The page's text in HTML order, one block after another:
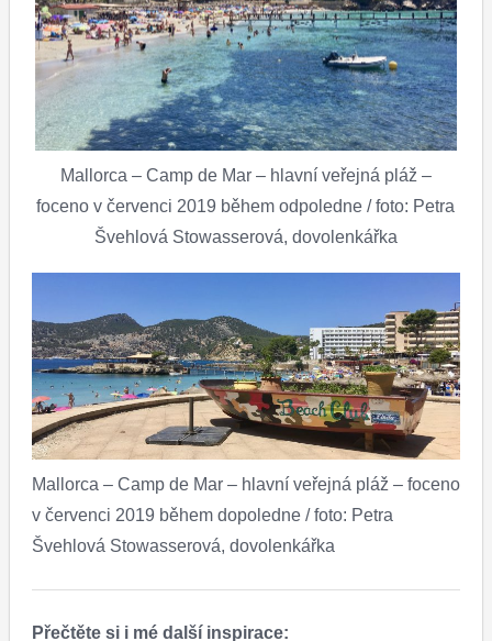
Mallorca – Camp de Mar – hlavní veřejná pláž –
foceno v červenci 2019 během odpoledne / foto: Petra
Švehlová Stowasserová, dovolenkářka
Mallorca – Camp de Mar – hlavní veřejná pláž – foceno
v červenci 2019 během dopoledne / foto: Petra
Švehlová Stowasserová, dovolenkářka
Přečtěte si i mé další inspirace: